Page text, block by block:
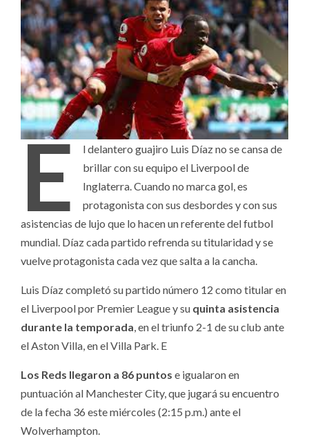
E
l delantero guajiro Luis Díaz no se cansa de
brillar con su equipo el Liverpool de
Inglaterra. Cuando no marca gol, es
protagonista con sus desbordes y con sus
asistencias de lujo que lo hacen un referente del futbol
mundial. Díaz cada partido refrenda su titularidad y se
vuelve protagonista cada vez que salta a la cancha.
Luis Díaz completó su partido número 12 como titular en
el Liverpool por Premier League y su quinta asistencia
durante la temporada, en el triunfo 2-1 de su club ante
el Aston Villa, en el Villa Park. E
Los Reds llegaron a 86 puntos e igualaron en
puntuación al Manchester City, que jugará su encuentro
de la fecha 36 este miércoles (2:15 p.m.) ante el
Wolverhampton.